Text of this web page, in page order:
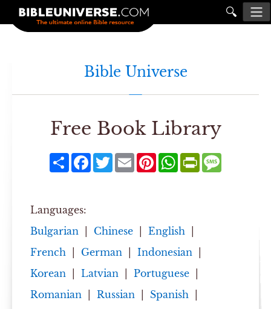
🔍
Bible Universe
Free Book Library
ShareFacebook
TwitterEmailPinterestWhatsAppPrintFriendly
Languages:
Bulgarian
Chinese English
French
German Indonesian
Korean
Latvian Portuguese
Romanian
Russian Spanish